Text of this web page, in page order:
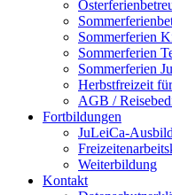
Sommerferien
Sommerferien
Sommerferien
Herbstfreizeit
AGB /
Fortbildungen
JuLeiCa-
Weiterbildung
Kontakt